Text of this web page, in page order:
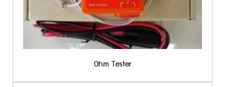
Ohm Tester